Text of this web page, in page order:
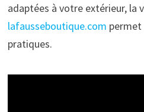
adaptées à votre extérieur, la
lafausseboutique.com permet
pratiques.